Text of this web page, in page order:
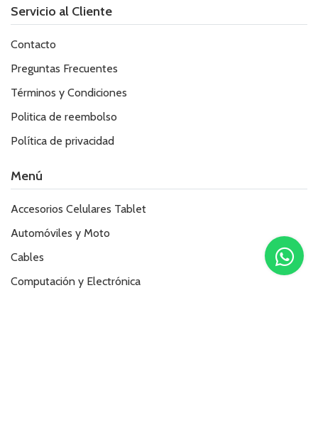
Servicio al Cliente
Contacto
Preguntas Frecuentes
Términos y Condiciones
Politica de reembolso
Política de privacidad
Menú
Accesorios Celulares Tablet
Automóviles y Moto
Cables
Computación y Electrónica